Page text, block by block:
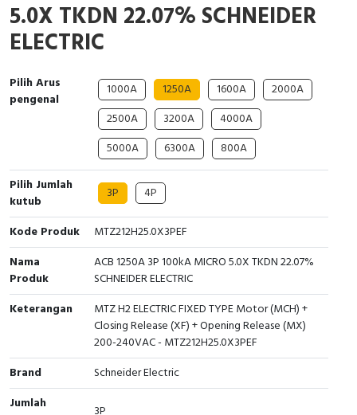
Interactive Flat Panel (IFP)
Extension Power Socket
Vacuum
EcoStruxure Terminal Expert
Pendant / Crane Controller
Panel Kendali
Selector Iluminasi
Flash Buzzers
Potensiometer
Joystick Controller
Foot Switch
Tower Light
Accessories
Exlhoist / Wireless Crane Controller
Cable Operated Switch
Terminal Block
Engsel / Hinge
Industrial Plug & Socket
MCB Box
Motion Sensors
Accessories
Accessories Elektrikal
Panel Box
Inverter
FRENIC
Electric Motor
Testers
Compact Data Loggers
Field Measuring
5.0X TKDN 22.07% SCHNEIDER
ELECTRIC
Pilih Arus
pengenal
1000A 1250A 1600A
2000A
2500A
3200A
4000A
5000A
6300A
800A
Pilih Jumlah
kutub
3P 4P
Kode Produk
MTZ212H25.0X3PEF
Nama
Produk
ACB 1250A 3P 100kA MICRO 5.0X TKDN 22.07%
SCHNEIDER ELECTRIC
Keterangan
MTZ H2 ELECTRIC FIXED TYPE Motor (MCH) +
Closing Release (XF) + Opening Release (MX)
200-240VAC - MTZ212H25.0X3PEF
Brand
Schneider Electric
Jumlah